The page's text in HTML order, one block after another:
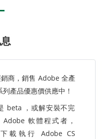
商，銷售 Adobe 全產
產品優惠價供應中！
beta ，或解安裝不完
軟體程式者，
載執行 Adobe CS